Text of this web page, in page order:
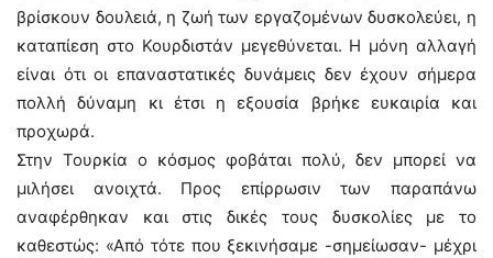
βρίσκουν δουλειά, η ζωή των εργαζομένων δυσκολεύει, η
καταπίεση στο Κουρδιστάν μεγεθύνεται. Η μόνη αλλαγή
είναι ότι οι επαναστατικές δυνάμεις δεν έχουν σήμερα
πολλή δύναμη κι έτσι η εξουσία βρήκε ευκαιρία και
προχωρά.
Στην Τουρκία ο κόσμος φοβάται πολύ, δεν μπορεί να
μιλήσει ανοιχτά. Προς επίρρωσιν των παραπάνω
αναφέρθηκαν και στις δικές τους δυσκολίες με το
καθεστώς: «Από τότε που ξεκινήσαμε -σημείωσαν- μέχρι